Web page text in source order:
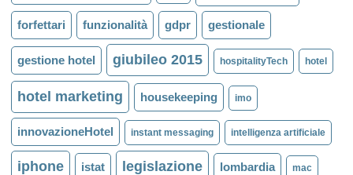
forfettari funzionalità gdpr gestionale
gestione hotel giubileo 2015 hospitalityTech hotel
hotel marketing housekeeping imo
innovazioneHotel instant messaging intelligenza artificiale
iphone istat legislazione lombardia mac